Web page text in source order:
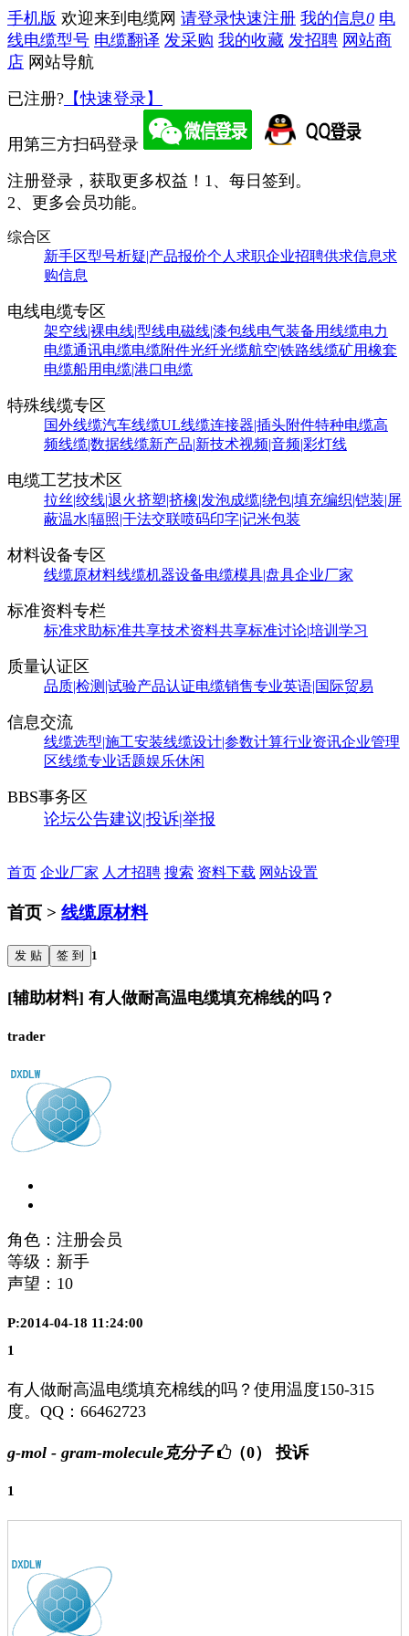
手机版 欢迎来到电缆网 请登录快速注册 我的信息0 电
线电缆型号 电缆翻译 发采购 我的收藏 发招聘 网站商
店 网站导航
已注册? 【快速登录】
用第三方扫码登录
注册登录，获取更多权益！ 1、每日签到。
2、更多会员功能。
综合区
新手区型号析疑|产品报价个人求职企业招聘供求信息求
购信息
电线电缆专区
架空线|裸电线|型线电磁线|漆包线电气装备用线缆电力
电缆通讯电缆电缆附件光纤光缆航空|铁路线缆矿用橡套
电缆船用电缆|港口电缆
特殊线缆专区
国外线缆汽车线缆UL线缆连接器|插头附件特种电缆高
频线缆|数据线缆新产品|新技术视频|音频|彩灯线
电缆工艺技术区
拉丝|绞线|退火挤塑|挤橡|发泡成缆|绕包|填充编织|铠装|屏
蔽温水|辐照|干法交联喷码印字|记米包装
材料设备专区
线缆原材料线缆机器设备电缆模具|盘具企业厂家
标准资料专栏
标准求助标准共享技术资料共享标准讨论|培训学习
质量认证区
品质|检测|试验产品认证电缆销售专业英语|国际贸易
信息交流
线缆选型|施工安装线缆设计|参数计算行业资讯企业管理
区线缆专业话题娱乐休闲
BBS事务区
论坛公告建议|投诉|举报
首页 企业厂家 人才招聘 搜索 资料下载 网站设置
首页 > 线缆原材料
发 贴 签 到 1
[辅助材料] 有人做耐高温电缆填充棉线的吗？
trader
角色：注册会员
等级：新手
声望： 10
P:2014-04-18 11:24:00
1
有人做耐高温电缆填充棉线的吗？使用温度150-315
度。QQ：66462723
g-mol - gram-molecule克分子 （0） 投诉
1